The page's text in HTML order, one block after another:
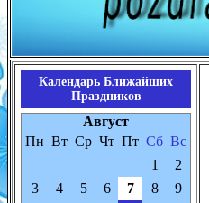
Календарь Ближайших
Праздников
Август
Пн Вт Ср Чт Пт Сб Вс
1
2
3
4 5 6 7 8
9